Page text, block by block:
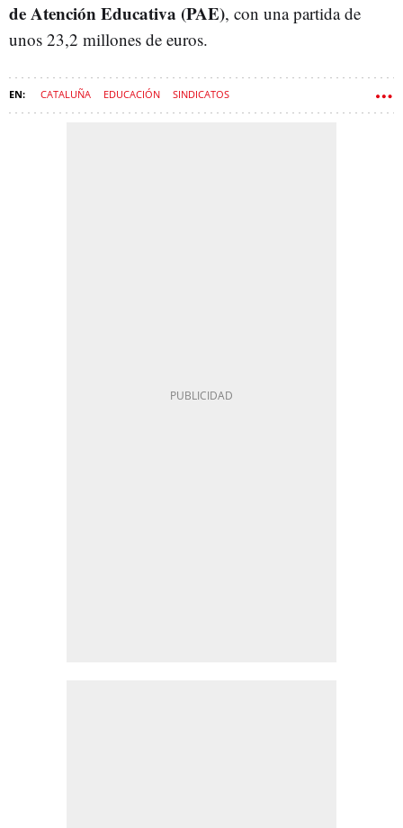
de Atención Educativa (PAE), con una partida de
unos 23,2 millones de euros.
CATALUÑA EDUCACIÓN SINDICATOS